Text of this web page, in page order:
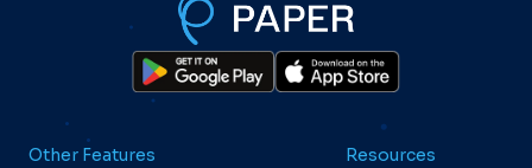
Other Features Resources